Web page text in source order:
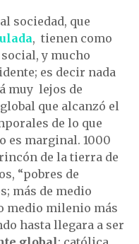
sociedad, que
, tienen como
y mucho
es decir nada
muy lejos de
que alcanzó el
de lo que
es marginal. 1000
de la tierra de
“pobres de
más de medio
medio milenio más
hasta llegara a ser